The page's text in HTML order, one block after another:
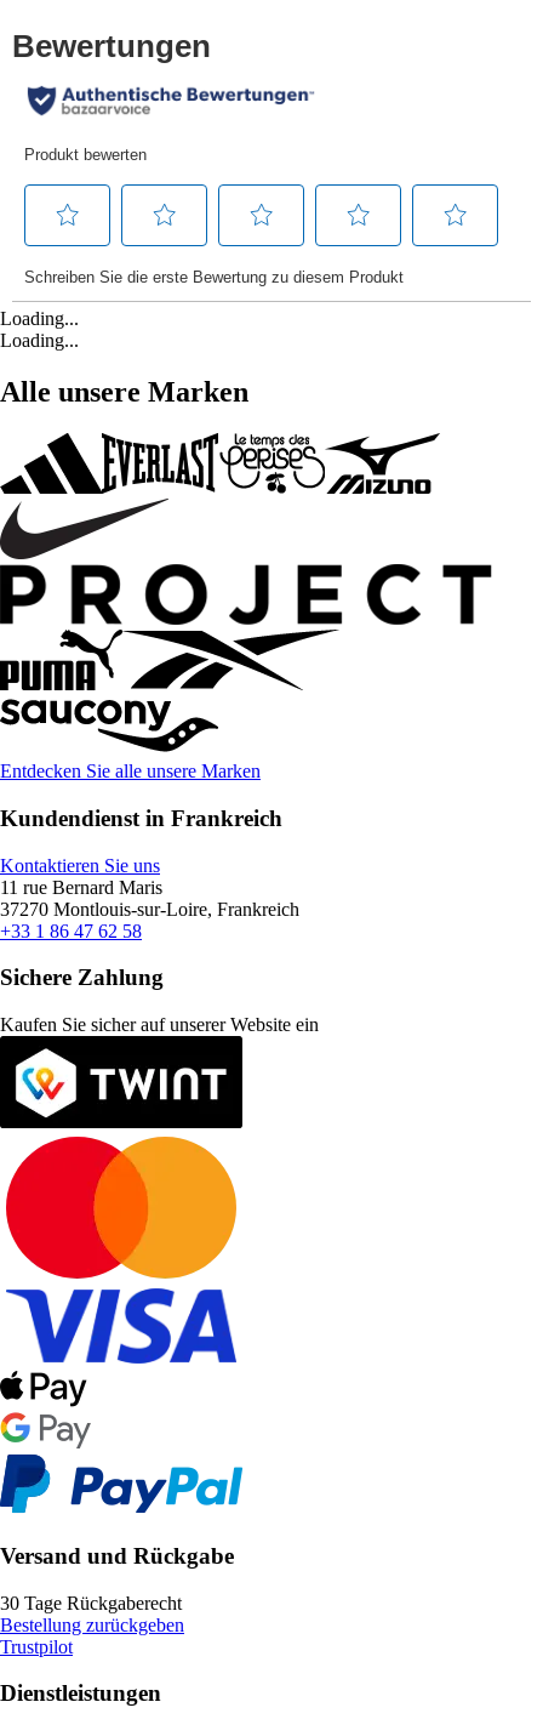
Loading...
Loading...
Alle unsere Marken
Entdecken Sie alle unsere Marken
Kundendienst in Frankreich
Kontaktieren Sie uns
11 rue Bernard Maris
37270 Montlouis-sur-Loire, Frankreich
+33 1 86 47 62 58
Sichere Zahlung
Kaufen Sie sicher auf unserer Website ein
Versand und Rückgabe
30 Tage Rückgaberecht
Bestellung zurückgeben
Trustpilot
Dienstleistungen